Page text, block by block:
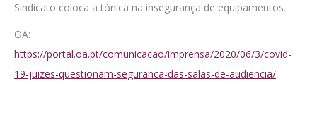
Sindicato coloca a tónica na insegurança de equipamentos.
OA:
https://portal.oa.pt/comunicacao/imprensa/2020/06/3/covid-
19-juizes-questionam-seguranca-das-salas-de-audiencia/